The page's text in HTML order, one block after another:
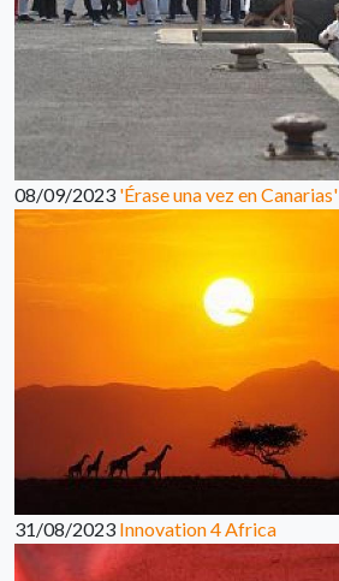
08/09/2023 'Érase una vez en Canarias'
31/08/2023 Innovation 4 Africa